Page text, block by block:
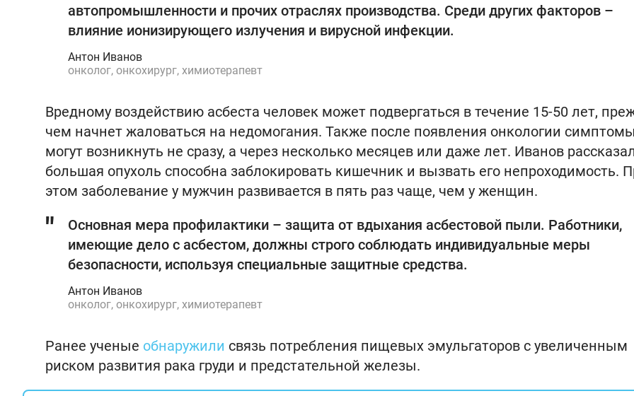
авто­промышленности и прочих отраслях производства. Среди других факторов –
влияние ионизирующего излучения и вирусной инфекции.
Антон Иванов
онколог, онкохирург, химиотерапевт
Вредному воздействию асбеста человек может подвергаться в течение 15-50 лет,
чем начнет жаловаться на недомогания. Также после появления онкологии
могут возникнуть не сразу, а через несколько месяцев или даже лет. Иванов
большая опухоль способна заблокировать кишечник и вызвать его непроходимость.
этом заболевание у мужчин развивается в пять раз чаще, чем у женщин.
Основная мера профилактики – защита от вдыхания асбестовой пыли. Работники,
имеющие дело с асбестом, должны строго соблюдать индивидуальные меры
безопасности, используя специальные защитные средства.
Антон Иванов
онколог, онкохирург, химиотерапевт
Ранее ученые обнаружили связь потребления пищевых эмульгаторов с увеличенным
риском развития рака груди и предстательной железы.